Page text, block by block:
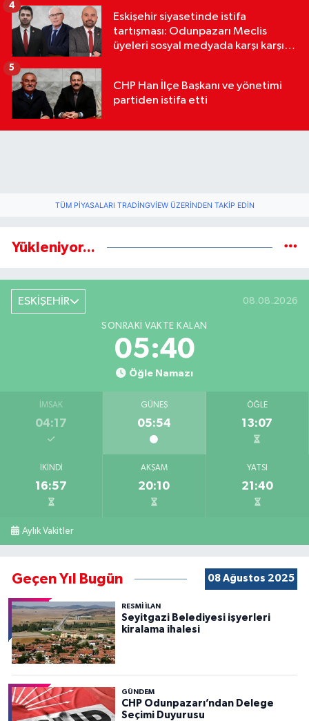
Eskişehir siyasetinde istifa
tartışması: Odunpazarı Meclis
üyeleri sosyal medyada karşı karşıya
4
CHP Han İlçe Başkanı ve yönetimi
partiden istifa etti
5
TÜM PIYASALARI TRADINGVIEW ÜZERINDEN TAKIP EDIN
Yükleniyor...
ESKİŞEHİR 08.08.2026
SONRAKI VAKTE KALAN
05:40
Öğle Namazı
İMSAK
04:17
GÜNEŞ
05:54
ÖĞLE
13:07
İKINDI
16:57
AKŞAM
20:10
YATSI
21:40
Aylık Vakitler
Geçen Yıl Bugün 08 Ağustos 2025
RESMİ İLAN
Seyitgazi Belediyesi işyerleri
kiralama ihalesi
GÜNDEM
CHP Odunpazarı’ndan Delege
Seçimi Duyurusu